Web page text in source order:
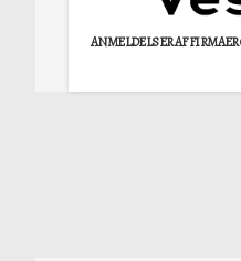
ANMELDELSER AF FIRMAER